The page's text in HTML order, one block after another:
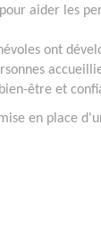
aider les
ont
être et
en place